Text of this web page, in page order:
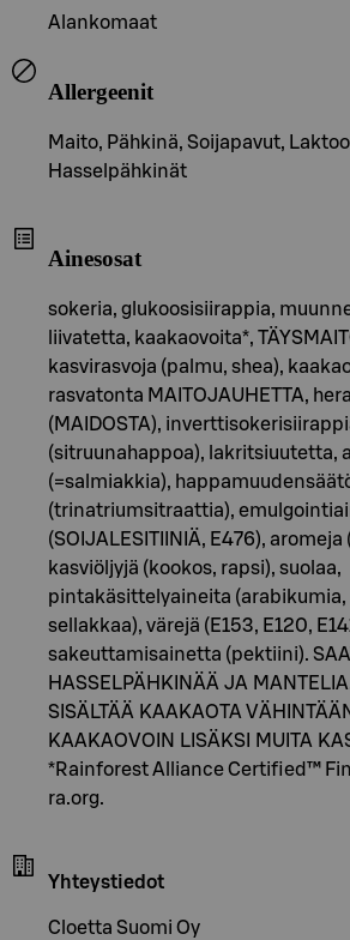
Alankomaat
Allergeenit
Maito, Pähkinä, Soijapavut,
Hasselpähkinät
Ainesosat
sokeria, glukoosisiirappia,
liivatetta, kaakaovoita*,
kasvirasvoja (palmu, shea),
rasvatonta MAITOJAUHETTA,
(MAIDOSTA),
(sitruunahappoa), lakritsiuutetta,
(=salmiakkia),
(trinatriumsitraattia),
(SOIJALESITIINIÄ, E476),
kasviöljyjä (kookos, rapsi), suolaa,
pintakäsittelyaineita (arabikumia,
sellakkaa), värejä (E153, E120,
sakeuttamisainetta (pektiini).
HASSELPÄHKINÄÄ JA
SISÄLTÄÄ KAAKAOTA
KAAKAOVOIN LISÄKSI MUITA
*Rainforest Alliance Certified™
ra.org.
Yhteystiedot
Cloetta Suomi Oy